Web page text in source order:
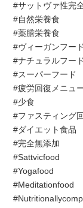
#サットヴァ性完
#自然栄養食
#薬膳栄養食
#ヴィーガンフード
#ナチュラルフード
#スーパーフード
#疲労回復メニュ
#少食
#ファスティング
#ダイエット食品
#完全無添加
#Sattvicfood
#Yogafood
#Meditationfood